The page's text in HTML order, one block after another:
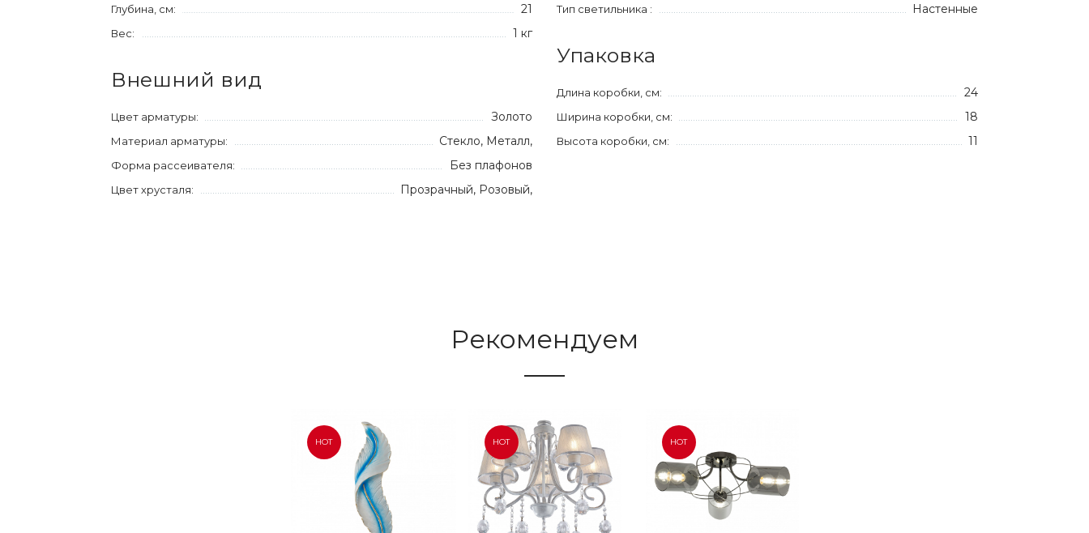
Глубина, см: 21
Вес: 1 кг
Внешний вид
Цвет арматуры: Золото
Материал арматуры: Стекло, Металл,
Форма рассеивателя: Без плафонов
Цвет хрусталя: Прозрачный, Розовый,
Тип светильника : Настенные
Упаковка
Длина коробки, см: 24
Ширина коробки, см: 18
Высота коробки, см: 11
Рекомендуем
HOT HOT HOT